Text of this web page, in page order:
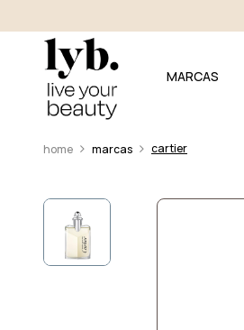
MARCAS
marcas cartier